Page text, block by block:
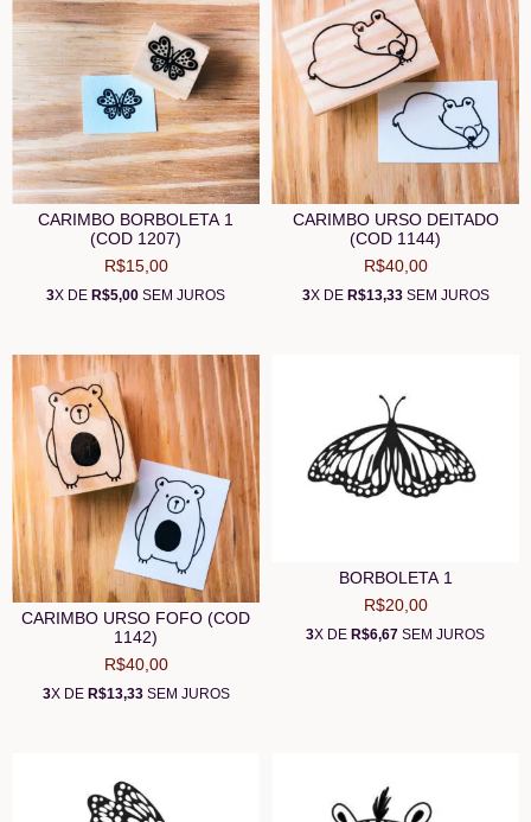
CARIMBO BORBOLETA 1
(COD 1207)
R$15,00
3X DE R$5,00 SEM JUROS
CARIMBO URSO DEITADO
(COD 1144)
R$40,00
3X DE R$13,33SEM JUROS
CARIMBO URSO FOFO (COD
1142)
R$40,00
3X DE R$13,33SEM JUROS
BORBOLETA 1
R$20,00
3X DE R$6,67 SEM JUROS